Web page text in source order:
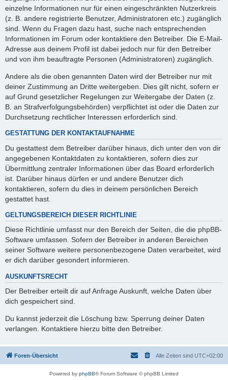
einzelne Informationen nur für einen eingeschränkten Nutzerkreis
(z. B. andere registrierte Benutzer, Administratoren etc.) zugänglich
sind. Wenn du Fragen dazu hast, suche nach entsprechenden
Informationen im Forum oder kontaktiere den Betreiber. Die E-Mail-
Adresse aus deinem Profil ist dabei jedoch nur für den Betreiber
und von ihm beauftragte Personen (Administratoren) zugänglich.
Andere als die oben genannten Daten wird der Betreiber nur mit
deiner Zustimmung an Dritte weitergeben. Dies gilt nicht, sofern er
auf Grund gesetzlicher Regelungen zur Weitergabe der Daten (z.
B. an Strafverfolgungsbehörden) verpflichtet ist oder die Daten zur
Durchsetzung rechtlicher Interessen erforderlich sind.
GESTATTUNG DER KONTAKTAUFNAHME
Du gestattest dem Betreiber darüber hinaus, dich unter den von dir
angegebenen Kontaktdaten zu kontaktieren, sofern dies zur
Übermittlung zentraler Informationen über das Board erforderlich
ist. Darüber hinaus dürfen er und andere Benutzer dich
kontaktieren, sofern du dies in deinem persönlichen Bereich
gestattet hast.
GELTUNGSBEREICH DIESER RICHTLINIE
Diese Richtlinie umfasst nur den Bereich der Seiten, die die phpBB-
Software umfassen. Sofern der Betreiber in anderen Bereichen
seiner Software weitere personenbezogene Daten verarbeitet, wird
er dich darüber gesondert informieren.
AUSKUNFTSRECHT
Der Betreiber erteilt dir auf Anfrage Auskunft, welche Daten über
dich gespeichert sind.
Du kannst jederzeit die Löschung bzw. Sperrung deiner Daten
verlangen. Kontaktiere hierzu bitte den Betreiber.
Foren-Übersicht Alle Zeiten sind UTC+02:00
Powered by phpBB® Forum Software © phpBB Limited